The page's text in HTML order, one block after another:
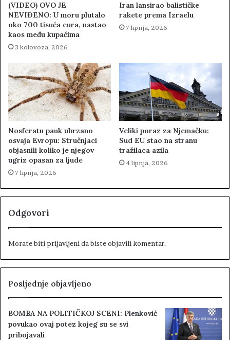
(VIDEO) OVO JE
NEVIĐENO: U moru plutalo
oko 700 tisuća eura, nastao
kaos među kupačima
3 kolovoza, 2026
Iran lansirao balističke
rakete prema Izraelu
7 lipnja, 2026
Nosferatu pauk ubrzano
osvaja Evropu: Stručnjaci
objasnili koliko je njegov
ugriz opasan za ljude
7 lipnja, 2026
Veliki poraz za Njemačku:
Sud EU stao na stranu
tražilaca azila
4 lipnja, 2026
Odgovori
Morate biti prijavljeni da biste objavili komentar.
Posljednje objavljeno
BOMBA NA POLITIČKOJ SCENI: Plenković
povukao ovaj potez kojeg su se svi
pribojavali